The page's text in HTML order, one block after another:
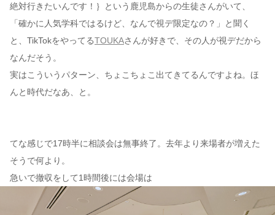
絶対行きたいんです！｝という鹿児島からの生徒さんがいて、
「確かに人気学科ではるけど、なんで視デ限定なの？」と聞く
と、TikTokをやってるTOUKAさんが好きで、その人が視デだから
なんだそう。
実はこういうパターン、ちょこちょこ出てきてるんですよね。ほ
んと時代だなあ、と。
てな感じで17時半に相談会は無事終了。去年より来場者が増えた
そうで何より。
急いで撤収をして1時間後には会場は